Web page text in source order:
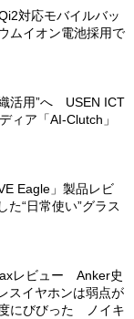
対応モバイルバッ
ムイオン電池採用で
活用”へ USEN ICT
ィア「AI-Clutch」
Eagle」製品レビ
“日常使い”グラス
レビュー Anker史
スイヤホンは弱点が
にびびった ノイキ